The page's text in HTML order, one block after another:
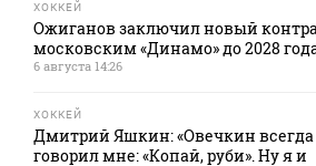
ХОККЕЙ
Ожиганов заключил новый
московским «Динамо» до 2028
6 августа 14:26
ХОККЕЙ
Дмитрий Яшкин: «Овечкин всегда
говорил мне: «Копай, руби». Ну я и